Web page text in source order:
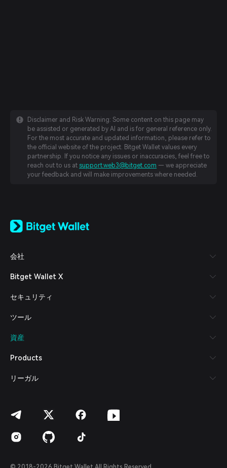
Disclaimer and Risk Warning: Some content on this page may
be assisted or generated by AI and is for general reference only.
For the most accurate and updated information, please refer to
the official website of the project. Bitget Wallet values every
partnership. If you notice any issues or inaccuracies, feel free to
reach out to us at support.web3@bitget.com — we appreciate
your feedback and will make improvements where needed.
日本語
Español (Latinoamérica)
Italiano
Deutsch
繁體中文
Bahasa Indonesia
Español (Argentina)
会社
Bitget Wallet X
セキュリティ
ツール
資産
Products
リーガル